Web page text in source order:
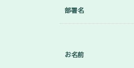
部署名
お名前